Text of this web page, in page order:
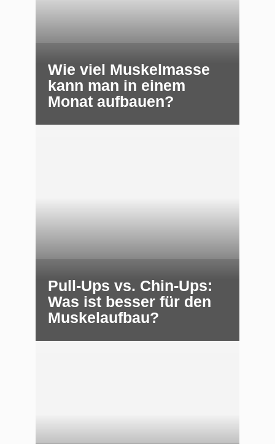
Wie viel Muskelmasse
kann man in einem
Monat aufbauen?
Pull-Ups vs. Chin-Ups:
Was ist besser für den
Muskelaufbau?